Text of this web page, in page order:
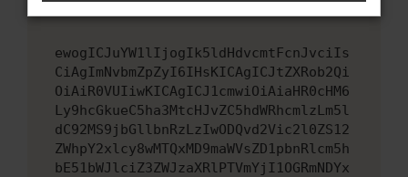
ewogICJuYW1lIjogIk5ldHdvcmtFcnJvciIs
CiAgImNvbmZpZyI6IHsKICAgICJtZXRob2Qi
OiAiR0VUIiwKICAgICJ1cmwiOiAiaHR0cHM6
Ly9hcGkueC5ha3MtcHJvZC5hdWRhcmlzLm5l
dC92MS9jbGllbnRzLzIwODQvd2Vic2l0ZS12
ZWhpY2xlcy8wMTQxMD9maWVsZD1pbnRlcm5h
bE51bWJlciZ3ZWJzaXRlPTVmYjI1OGRmNDYx